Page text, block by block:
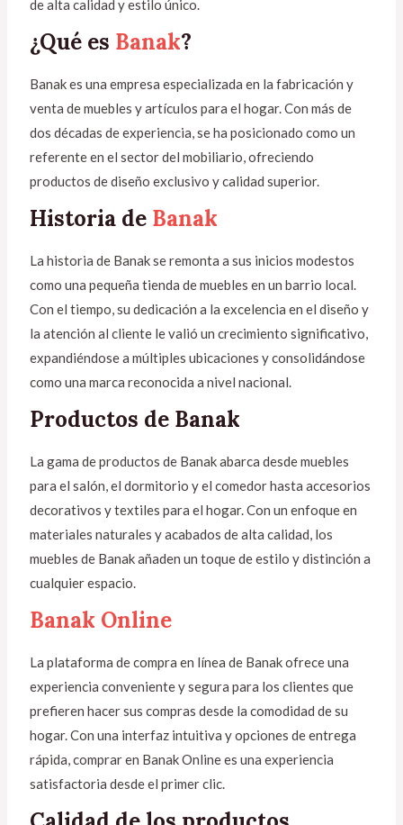
de alta calidad y estilo único.
¿Qué es Banak?
Banak es una empresa especializada en la fabricación y
venta de muebles y artículos para el hogar. Con más de
dos décadas de experiencia, se ha posicionado como un
referente en el sector del mobiliario, ofreciendo
productos de diseño exclusivo y calidad superior.
Historia de Banak
La historia de Banak se remonta a sus inicios modestos
como una pequeña tienda de muebles en un barrio local.
Con el tiempo, su dedicación a la excelencia en el diseño y
la atención al cliente le valió un crecimiento significativo,
expandiéndose a múltiples ubicaciones y consolidándose
como una marca reconocida a nivel nacional.
Productos de Banak
La gama de productos de Banak abarca desde muebles
para el salón, el dormitorio y el comedor hasta accesorios
decorativos y textiles para el hogar. Con un enfoque en
materiales naturales y acabados de alta calidad, los
muebles de Banak añaden un toque de estilo y distinción a
cualquier espacio.
Banak Online
La plataforma de compra en línea de Banak ofrece una
experiencia conveniente y segura para los clientes que
prefieren hacer sus compras desde la comodidad de su
hogar. Con una interfaz intuitiva y opciones de entrega
rápida, comprar en Banak Online es una experiencia
satisfactoria desde el primer clic.